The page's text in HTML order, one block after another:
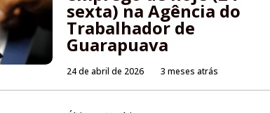
sexta) na Agência do
Trabalhador de
Guarapuava
24 de abril de 2026 3 meses atrás